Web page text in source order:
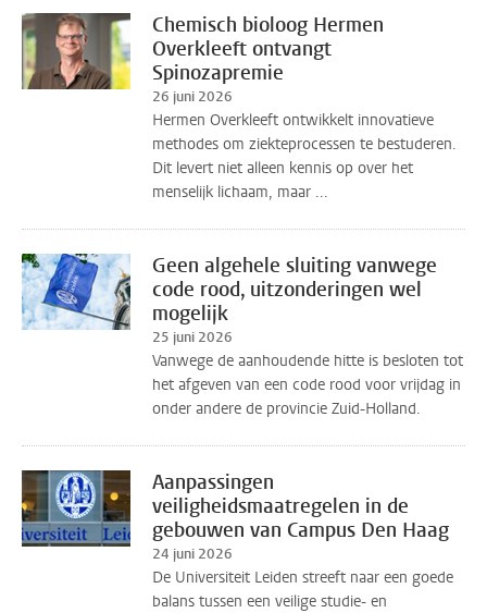
Chemisch bioloog Hermen
Overkleeft ontvangt
Spinozapremie
26 juni 2026
Hermen Overkleeft ontwikkelt innovatieve
methodes om ziekteprocessen te bestuderen.
Dit levert niet alleen kennis op over het
menselijk lichaam, maar ...
Geen algehele sluiting vanwege
code rood, uitzonderingen wel
mogelijk
25 juni 2026
Vanwege de aanhoudende hitte is besloten tot
het afgeven van een code rood voor vrijdag in
onder andere de provincie Zuid-Holland.
Aanpassingen
veiligheidsmaatregelen in de
gebouwen van Campus Den Haag
24 juni 2026
De Universiteit Leiden streeft naar een goede
balans tussen een veilige studie- en